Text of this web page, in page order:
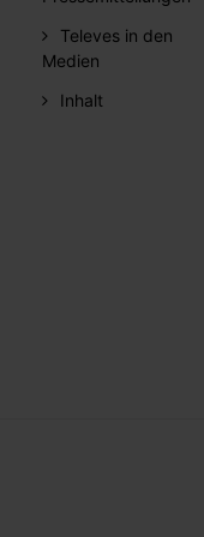
Televes in den
Medien
Inhalt